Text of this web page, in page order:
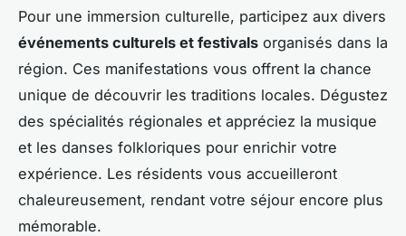
Pour une immersion culturelle, participez aux divers
événements culturels et festivals organisés dans la
région. Ces manifestations vous offrent la chance
unique de découvrir les traditions locales. Dégustez
des spécialités régionales et appréciez la musique
et les danses folkloriques pour enrichir votre
expérience. Les résidents vous accueilleront
chaleureusement, rendant votre séjour encore plus
mémorable.